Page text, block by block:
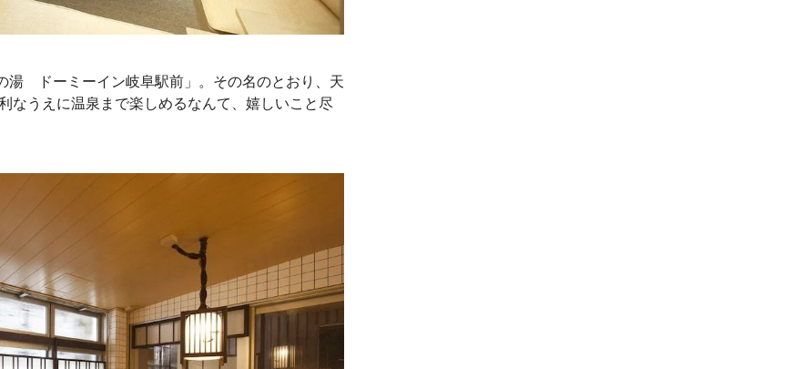
ドーミーイン岐阜駅前」。その名のとおり、天
なうえに温泉まで楽しめるなんて、嬉しいこと尽